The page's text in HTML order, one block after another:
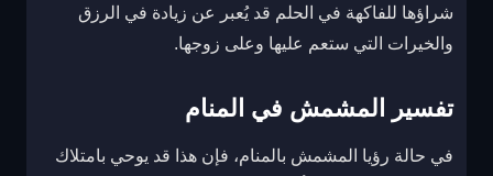
شراؤها للفاكهة في الحلم قد يُعبر عن زيادة في الرزق
والخيرات التي ستعم عليها وعلى زوجها.
تفسير المشمش في المنام
في حالة رؤيا المشمش بالمنام، فإن هذا قد يوحي بامتلاك